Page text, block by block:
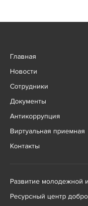
Главная
Новости
Сотрудники
Документы
Антикоррупция
Виртуальная приемная
Контакты
Развитие молодежной
Ресурсный центр